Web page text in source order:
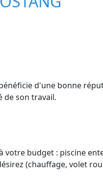
d'une bonne
de son travail.
votre budget : piscine
(chauffage, volet